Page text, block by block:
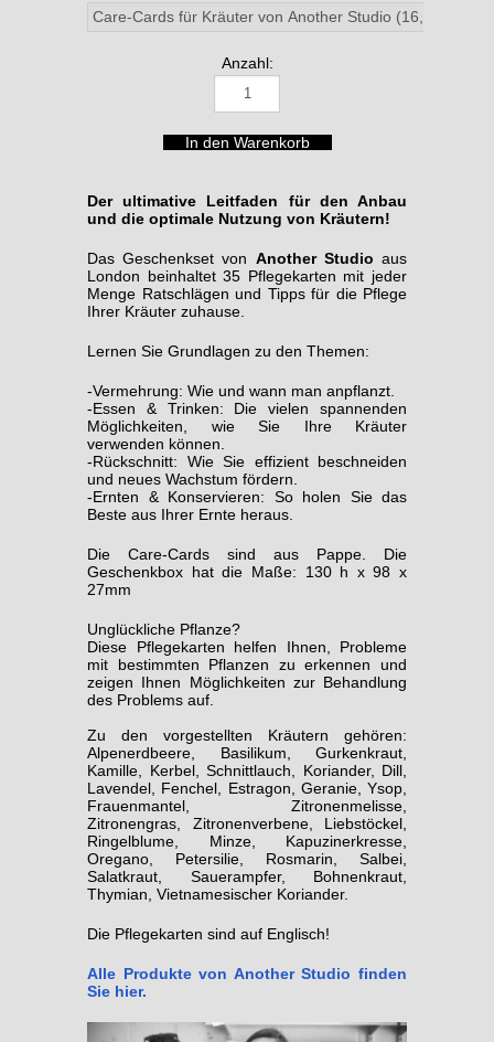
Anzahl:
Der ultimative Leitfaden für den Anbau
und die optimale Nutzung von Kräutern!
Das Geschenkset von Another Studio aus
London beinhaltet 35 Pflegekarten mit jeder
Menge Ratschlägen und Tipps für die Pflege
Ihrer Kräuter zuhause.
Lernen Sie Grundlagen zu den Themen:
-Vermehrung: Wie und wann man anpflanzt.
-Essen & Trinken: Die vielen spannenden
Möglichkeiten, wie Sie Ihre Kräuter
verwenden können.
-Rückschnitt: Wie Sie effizient beschneiden
und neues Wachstum fördern.
-Ernten & Konservieren: So holen Sie das
Beste aus Ihrer Ernte heraus.
Die Care-Cards sind aus Pappe. Die
Geschenkbox hat die Maße: 130 h x 98 x
27mm
Unglückliche Pflanze?
Diese Pflegekarten helfen Ihnen, Probleme
mit bestimmten Pflanzen zu erkennen und
zeigen Ihnen Möglichkeiten zur Behandlung
des Problems auf.
Zu den vorgestellten Kräutern gehören:
Alpenerdbeere, Basilikum, Gurkenkraut,
Kamille, Kerbel, Schnittlauch, Koriander, Dill,
Lavendel, Fenchel, Estragon, Geranie, Ysop,
Frauenmantel, Zitronenmelisse,
Zitronengras, Zitronenverbene, Liebstöckel,
Ringelblume, Minze, Kapuzinerkresse,
Oregano, Petersilie, Rosmarin, Salbei,
Salatkraut, Sauerampfer, Bohnenkraut,
Thymian, Vietnamesischer Koriander.
Die Pflegekarten sind auf Englisch!
Alle Produkte von Another Studio finden
Sie hier.